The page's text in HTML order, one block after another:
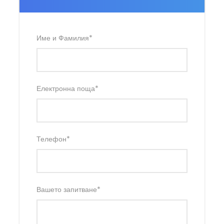
Име и Фамилия*
Електронна поща*
Телефон*
Вашето запитване*